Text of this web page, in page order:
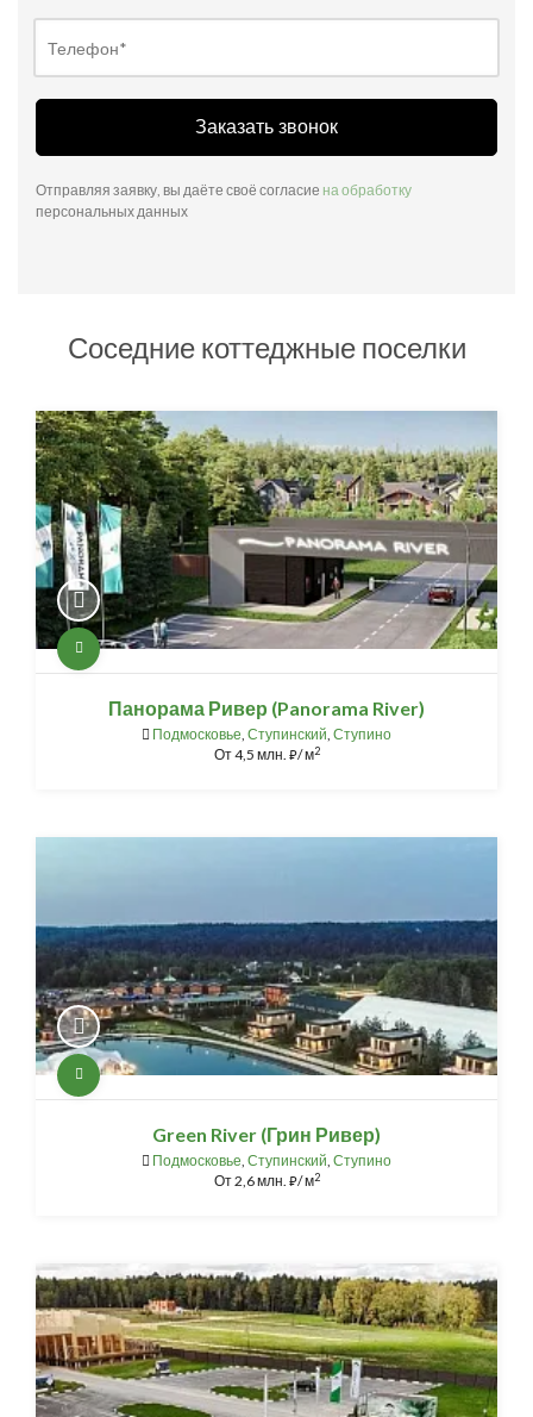
Заказать звонок
Отправляя заявку, вы даёте своё согласие на обработку
персональных данных
Соседние коттеджные поселки
Панорама Ривер (Panorama River)
Подмосковье, Ступинский, Ступино
От4,5 млн. ⃏/ м2
Green River (Грин Ривер)
Подмосковье, Ступинский, Ступино
От2,6 млн. ⃏/ м2